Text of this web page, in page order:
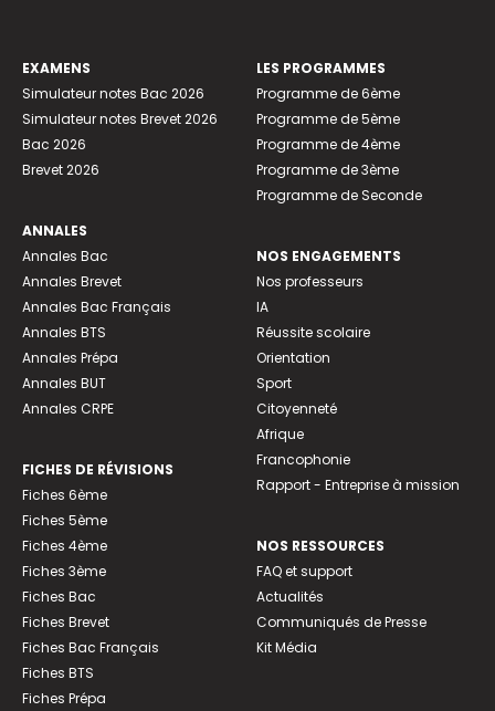
EXAMENS
Simulateur notes Bac 2026
Simulateur notes Brevet 2026
Bac 2026
Brevet 2026
ANNALES
Annales Bac
Annales Brevet
Annales Bac Français
Annales BTS
Annales Prépa
Annales BUT
Annales CRPE
FICHES DE RÉVISIONS
Fiches 6ème
Fiches 5ème
Fiches 4ème
Fiches 3ème
Fiches Bac
Fiches Brevet
Fiches Bac Français
Fiches BTS
Fiches Prépa
LES PROGRAMMES
Programme de 6ème
Programme de 5ème
Programme de 4ème
Programme de 3ème
Programme de Seconde
NOS ENGAGEMENTS
Nos professeurs
IA
Réussite scolaire
Orientation
Sport
Citoyenneté
Afrique
Francophonie
Rapport - Entreprise à mission
NOS RESSOURCES
FAQ et support
Actualités
Communiqués de Presse
Kit Média